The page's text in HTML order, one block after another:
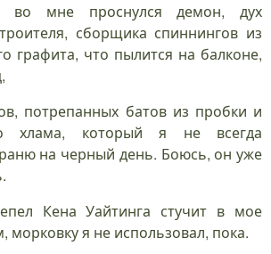
во мне проснулся демон, дух
сборщика спиннингов из
графита, что пылится на балконе,
потрепанных батов из пробки и
хлама, который я не всегда
на черный день. Боюсь, он уже
Кена Уайтинга стучит в мое
морковку я не использовал, пока.